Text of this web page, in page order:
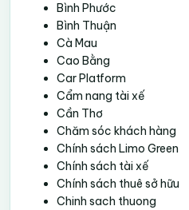
Bình Phước
Bình Thuận
Cà Mau
Cao Bằng
Car Platform
Cẩm nang tài xế
Cần Thơ
Chăm sóc khách hàng
Chính sách Limo Green
Chính sách tài xế
Chính sách thuê sở hữu
Chinh sach thuong